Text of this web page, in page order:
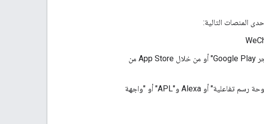
المنصات التالية:
الألعاب على الأجهزة الجوّالة، مثل الألعاب التي يتم توزيعها من خلال "متجر Google Play" أو من خلال App Store من
ألعاب مرئية على منصات صوتية، مثل "المهام مع مساعد Google" مع "لوحة رسم تفاعلية" أو Alexa و"APL" أو "واجهة